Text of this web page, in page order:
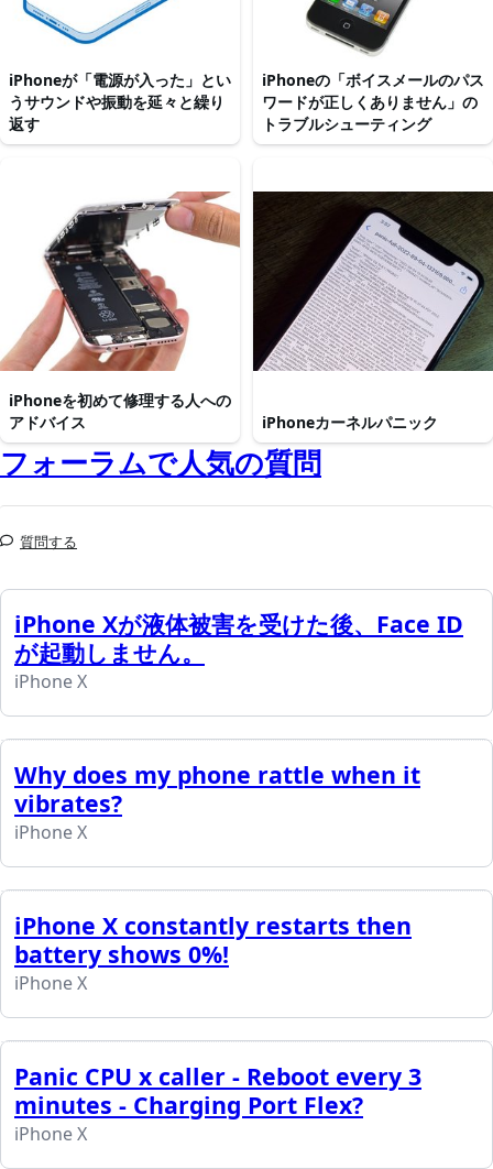
iPhoneが「電源が入った」とい
うサウンドや振動を延々と繰り
返す
iPhoneの「ボイスメールのパス
ワードが正しくありません」の
トラブルシューティング
iPhoneを初めて修理する人への
アドバイス
iPhoneカーネルパニック
フォーラムで人気の質問
質問する
iPhone Xが液体被害を受けた後、Face ID
が起動しません。
iPhone X
Why does my phone rattle when it
vibrates?
iPhone X
iPhone X constantly restarts then
battery shows 0%!
iPhone X
Panic CPU x caller - Reboot every 3
minutes - Charging Port Flex?
iPhone X